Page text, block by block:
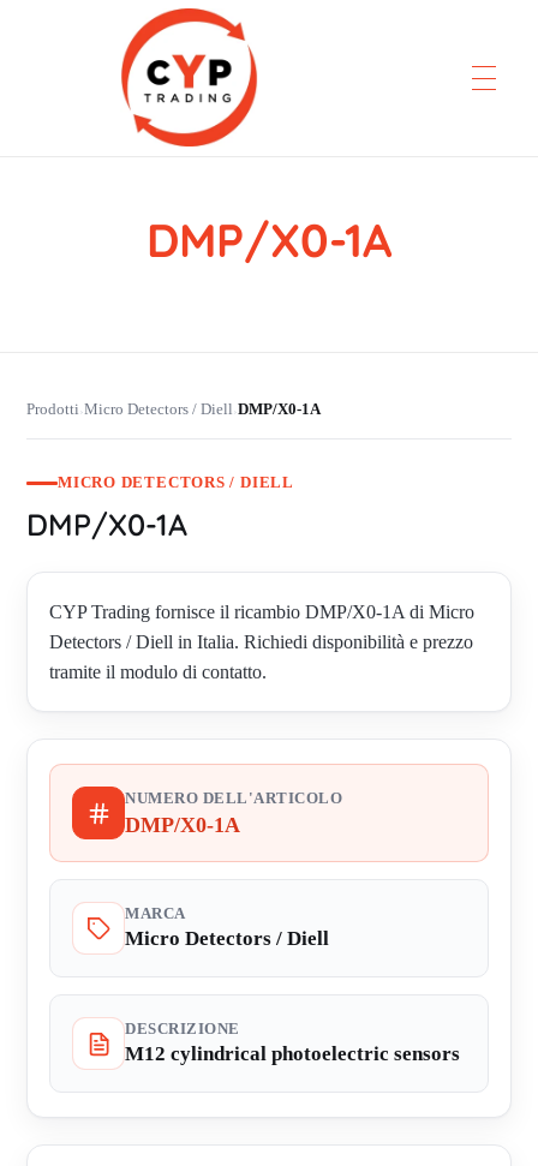
CYP Trading
DMP/X0-1A
Prodotti›Micro Detectors / Diell›DMP/X0-1A
MICRO DETECTORS / DIELL
DMP/X0-1A
CYP Trading fornisce il ricambio DMP/X0-1A di Micro
Detectors / Diell in Italia. Richiedi disponibilità e prezzo
tramite il modulo di contatto.
NUMERO DELL'ARTICOLO
DMP/X0-1A
MARCA
Micro Detectors / Diell
DESCRIZIONE
M12 cylindrical photoelectric sensors